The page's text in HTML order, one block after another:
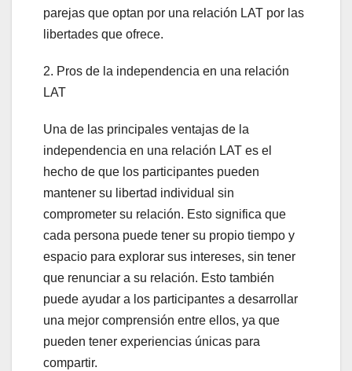
parejas que optan por una relación LAT por las
libertades que ofrece.
2. Pros de la independencia en una relación
LAT
Una de las principales ventajas de la
independencia en una relación LAT es el
hecho de que los participantes pueden
mantener su libertad individual sin
comprometer su relación. Esto significa que
cada persona puede tener su propio tiempo y
espacio para explorar sus intereses, sin tener
que renunciar a su relación. Esto también
puede ayudar a los participantes a desarrollar
una mejor comprensión entre ellos, ya que
pueden tener experiencias únicas para
compartir.